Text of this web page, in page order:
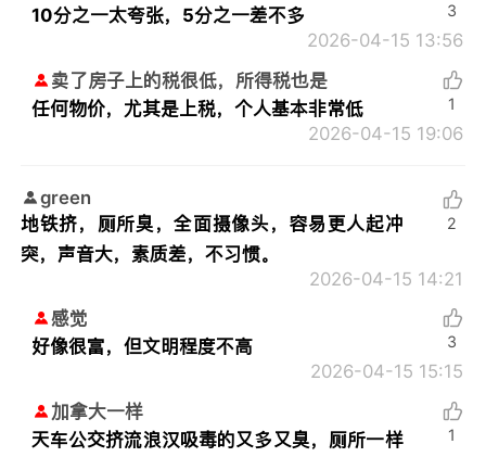
10分之一太夸张，5分之一差不多
2026-04-15 13:56
3
卖了房子上的税很低，所得税也是
任何物价，尤其是上税，个人基本非常低
2026-04-15 19:06
1
green
地铁挤，厕所臭，全面摄像头，容易更人起冲
突，声音大，素质差，不习惯。
2026-04-15 14:21
2
感觉
好像很富，但文明程度不高
2026-04-15 15:15
3
加拿大一样
天车公交挤流浪汉吸毒的又多又臭，厕所一样
1